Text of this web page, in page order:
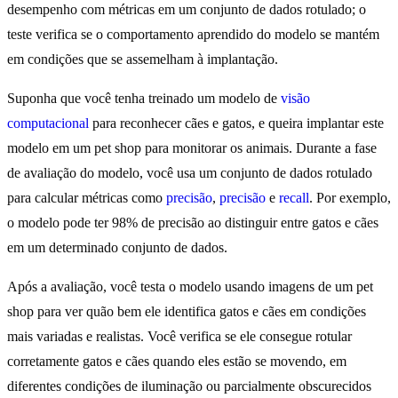
desempenho com métricas em um conjunto de dados rotulado; o
teste verifica se o comportamento aprendido do modelo se mantém
em condições que se assemelham à implantação.
Suponha que você tenha treinado um modelo de visão
computacional para reconhecer cães e gatos, e queira implantar este
modelo em um pet shop para monitorar os animais. Durante a fase
de avaliação do modelo, você usa um conjunto de dados rotulado
para calcular métricas como precisão, precisão e recall. Por exemplo,
o modelo pode ter 98% de precisão ao distinguir entre gatos e cães
em um determinado conjunto de dados.
Após a avaliação, você testa o modelo usando imagens de um pet
shop para ver quão bem ele identifica gatos e cães em condições
mais variadas e realistas. Você verifica se ele consegue rotular
corretamente gatos e cães quando eles estão se movendo, em
diferentes condições de iluminação ou parcialmente obscurecidos